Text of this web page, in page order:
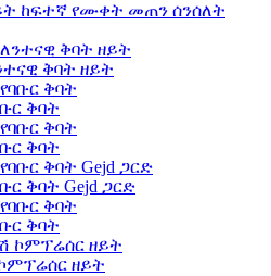
ከፍተኛ የሙቀት መጠን ሰንሰለት
ቅባት ዘይት
ቅባት
ቅባት
ቅባት Gejd ጋርድ
ቅባት
ዘይት